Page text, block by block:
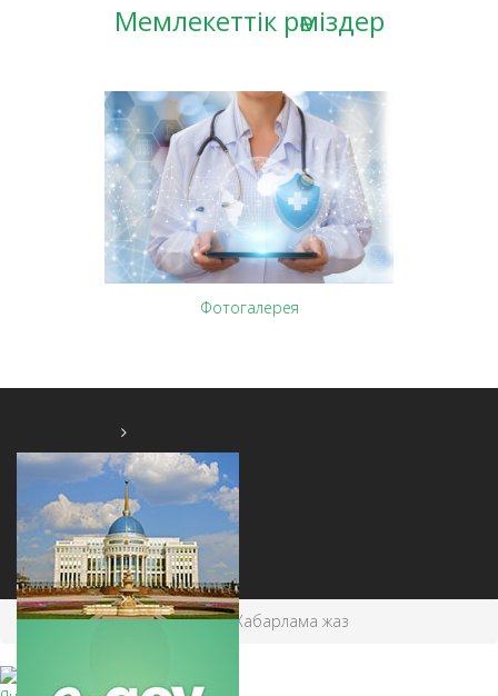
Мемлекеттік рәміздер
Фотогалерея
Главная БАЙЛАНЫС Хабарлама жаз